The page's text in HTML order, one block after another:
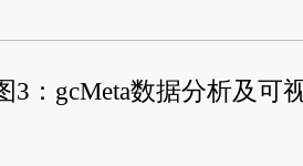
3：gcMeta数据分析及可